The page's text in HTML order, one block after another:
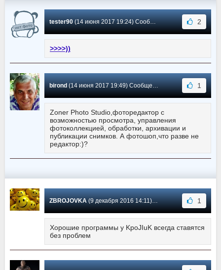
tester90(14 июня 2017 19:24) Сообщение #-1 2
>>>>))
birond(14 июня 2017 19:49) Сообщение #-2 1
Zoner Photo Studio,фоторедактор с
возможностью просмотра, управления
фотоколлекцией, обработки, архивации и
публикации снимков. А фотошоп,что разве не
редактор:)?
ZBROJOVKA(9 декабря 2016 14:11) Сообщение #-3 1
Хорошие программы у KpoJIuK всегда ставятся
без проблем